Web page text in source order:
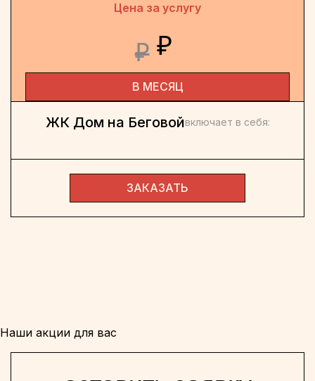
Цена за услугу
₽ ₽
В МЕСЯЦ
ЖК Дом на Беговойвключает в себя:
ЗАКАЗАТЬ
Наши акции для вас